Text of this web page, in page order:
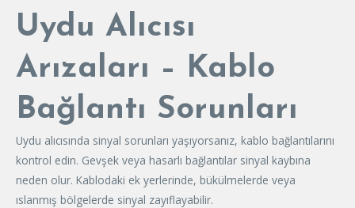
Uydu Alıcısı
Arızaları – Kablo
Bağlantı Sorunları
Uydu alıcısında sinyal sorunları yaşıyorsanız, kablo bağlantılarını
kontrol edin. Gevşek veya hasarlı bağlantılar sinyal kaybına
neden olur. Kablodaki ek yerlerinde, bükülmelerde veya
ıslanmış bölgelerde sinyal zayıflayabilir.